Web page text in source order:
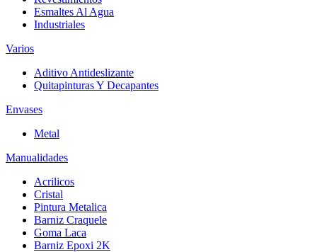
Esmaltes Al Agua
Industriales
Varios
Aditivo Antideslizante
Quitapinturas Y Decapantes
Envases
Metal
Manualidades
Acrilicos
Cristal
Pintura Metalica
Barniz Craquele
Goma Laca
Barniz Epoxi 2K